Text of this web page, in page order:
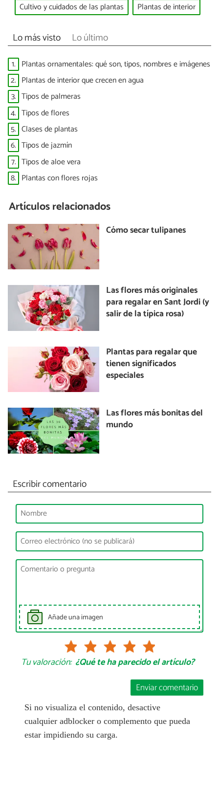
Cultivo y cuidados de las plantas
Plantas de interior
Lo más visto Lo último
1. Plantas ornamentales: qué son, tipos, nombres e imágenes
2. Plantas de interior que crecen en agua
3. Tipos de palmeras
4. Tipos de flores
5. Clases de plantas
6. Tipos de jazmín
7. Tipos de aloe vera
8. Plantas con flores rojas
Artículos relacionados
Cómo secar tulipanes
Las flores más originales
para regalar en Sant Jordi (y
salir de la típica rosa)
Plantas para regalar que
tienen significados
especiales
Las flores más bonitas del
mundo
Escribir comentario
Añade una imagen
Tu valoración: ¿Qué te ha parecido el artículo?
Enviar comentario
Si no visualiza el contenido, desactive
cualquier adblocker o complemento que pueda
estar impidiendo su carga.